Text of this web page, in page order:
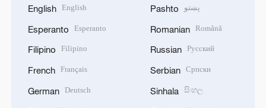
English English
Esperanto Esperanto
Filipino Filipino
French Français
German Deutsch
Pashto پښتو
Romanian Română
Russian Русский
Serbian Српски
Sinhala සිංහල